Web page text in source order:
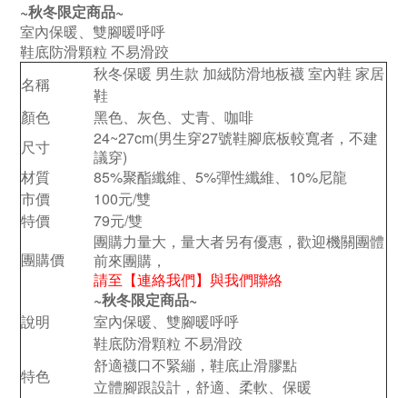
~秋冬限定商品~
室內保暖、雙腳暖呼呼
鞋底防滑顆粒 不易滑跤
名稱
秋冬保暖 男生款 加絨防滑地板襪 室內鞋 家居
鞋
顏色
黑色、灰色、丈青、咖啡
尺寸
24~27cm(男生穿27號鞋腳底板較寬者，不建
議穿)
材質
85%聚酯纖維、5%彈性纖維、10%尼龍
市價
100元/雙
特價
79元/雙
團購價
團購力量大，量大者另有優惠，歡迎機關團體
前來團購，
請至【連絡我們】與我們聯絡
說明
~秋冬限定商品~
室內保暖、雙腳暖呼呼
鞋底防滑顆粒 不易滑跤
特色
舒適襪口不緊繃，鞋底止滑膠點
立體腳跟設計，舒適、柔軟、保暖